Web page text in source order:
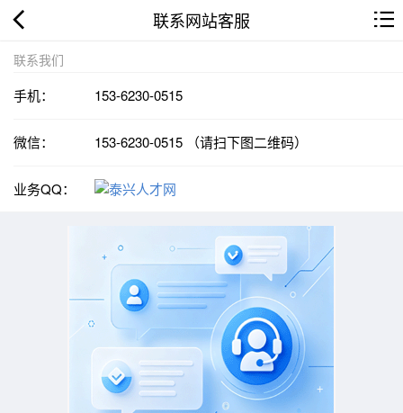
联系网站客服
联系我们
手机： 153-6230-0515
微信： 153-6230-0515 （请扫下图二维码）
业务QQ：